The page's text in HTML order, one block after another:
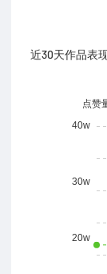
近30天作品表